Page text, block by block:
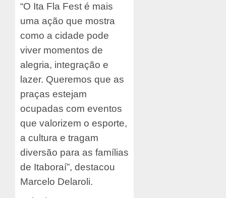
“O Ita Fla Fest é mais
uma ação que mostra
como a cidade pode
viver momentos de
alegria, integração e
lazer. Queremos que as
praças estejam
ocupadas com eventos
que valorizem o esporte,
a cultura e tragam
diversão para as famílias
de Itaboraí”, destacou
Marcelo Delaroli.